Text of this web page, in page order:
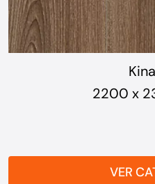
2200 x
VER